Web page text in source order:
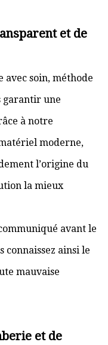
et de
avec soin, méthode
garantir une
à notre
moderne,
l’origine du
la mieux
avant le
connaissez ainsi le
mauvaise
et de